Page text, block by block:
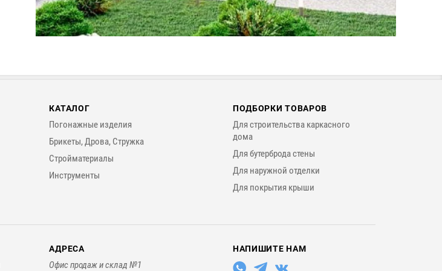
КАТАЛОГ
Погонажные изделия
Брикеты, Дрова, Стружка
Стройматериалы
Инструменты
ПОДБОРКИ ТОВАРОВ
Для строительства каркасного
дома
Для бутерброда стены
Для наружной отделки
Для покрытия крыши
АДРЕСА
Офис продаж и склад №1
НАПИШИТЕ НАМ